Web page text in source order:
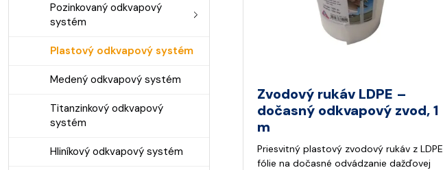
Pozinkovaný odkvapový
systém
Plastový odkvapový systém
Medený odkvapový systém
Titanzinkový odkvapový
systém
Hliníkový odkvapový systém
Zvodový rukáv LDPE –
dočasný odkvapový zvod, 1
m
Priesvitný plastový zvodový rukáv z LDPE
fólie na dočasné odvádzanie dažďovej